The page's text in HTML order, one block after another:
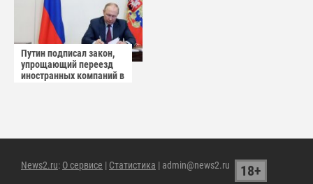
Путин подписал закон,
упрощающий переезд
иностранных компаний в
News2.ru: О сервисе | Статистика | admin@news2.ru 18+